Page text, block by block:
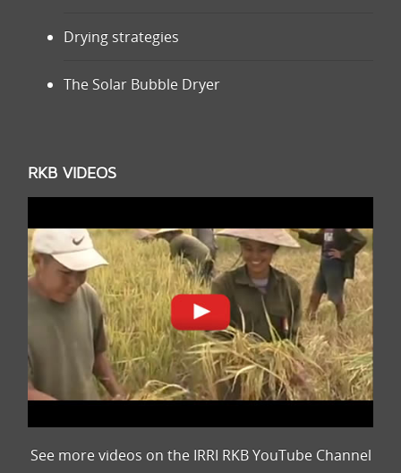
Drying strategies
The Solar Bubble Dryer
RKB VIDEOS
See more videos on the IRRI RKB YouTube Channel